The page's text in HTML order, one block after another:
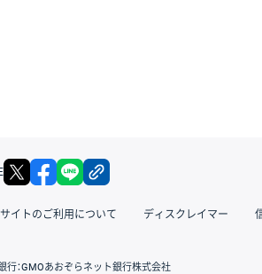
X facebook
サイトのご利用について ディスクレイマー
行：GMOあおぞらネット銀行株式会社